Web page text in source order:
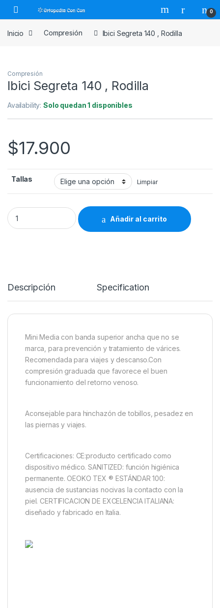
Skip to navigation
Skip to content
0
Inicio Compresión Ibici Segreta 140 , Rodilla
Compresión
Ibici Segreta 140 , Rodilla
Availability:Solo quedan 1 disponibles
$17.900
Tallas Limpiar
Ibici Segreta 140 , Rodilla quantity
Añadir al carrito
Descripción Specification
Mini Media con banda superior ancha que no se
marca, para prevención y tratamiento de várices.
Recomendada para viajes y descanso.Con
compresión graduada que favorece el buen
funcionamiento del retorno venoso.
Aconsejable para hinchazón de tobillos, pesadez en
las piernas y viajes.
Certificaciones: CE:producto certificado como
dispositivo médico. SANITIZED: función higiénica
permanente. OEOKO TEX ® ESTÁNDAR 100:
ausencia de sustancias nocivas la contacto con la
piel. CERTIFICACION DE EXCELENCIA ITALIANA:
diseñado y fabricado en Italia.